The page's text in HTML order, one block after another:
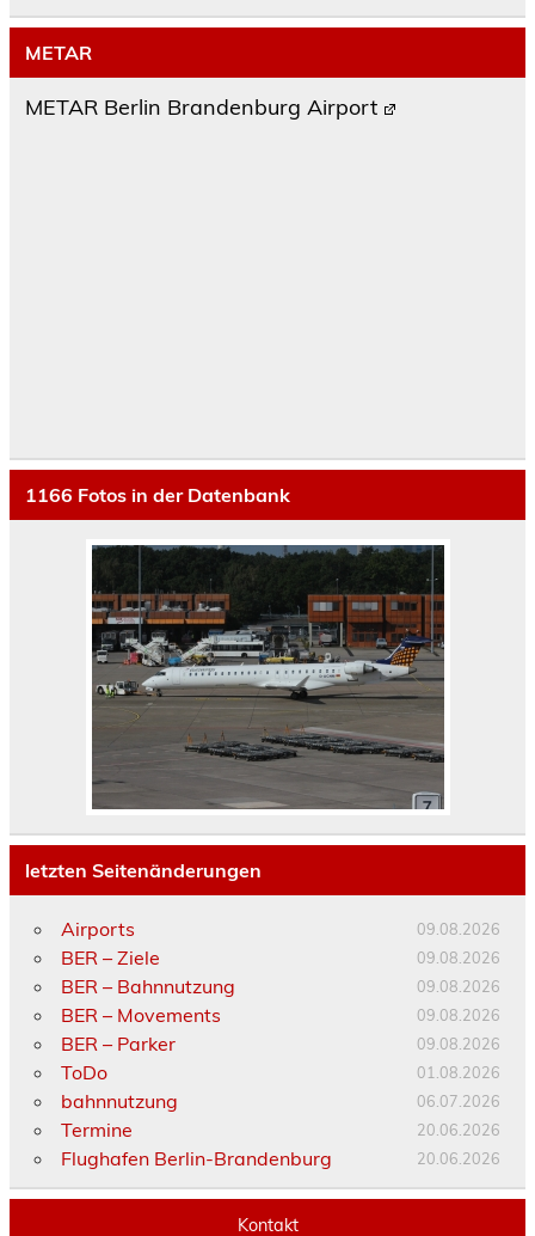
METAR
METAR Berlin Brandenburg Airport
1166 Fotos in der Datenbank
letzten Seitenänderungen
Airports 09.08.2026
BER – Ziele 09.08.2026
BER – Bahnnutzung 09.08.2026
BER – Movements 09.08.2026
BER – Parker 09.08.2026
ToDo 01.08.2026
bahnnutzung 06.07.2026
Termine 20.06.2026
Flughafen Berlin-Brandenburg 20.06.2026
Kontakt